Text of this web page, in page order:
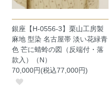
銀座【H-0556-3】栗山工房製
麻地 型染 名古屋帯 淡い花緑青
色 芒に蜻蛉の図（反端付・落
款入）（N）
70,000円(税込77,000円)